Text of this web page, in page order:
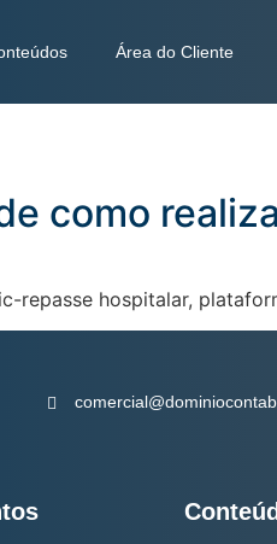
Área do Cliente
como
repasse hospitalar,